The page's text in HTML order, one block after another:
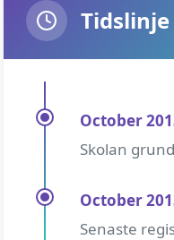
Tidslinje
October
Skolan
October
Senaste